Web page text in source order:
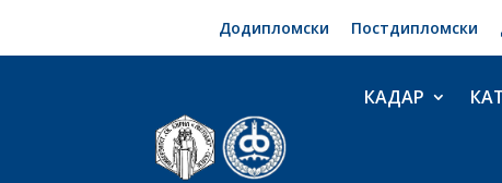
Додипломски Постдипломски
КАДАР